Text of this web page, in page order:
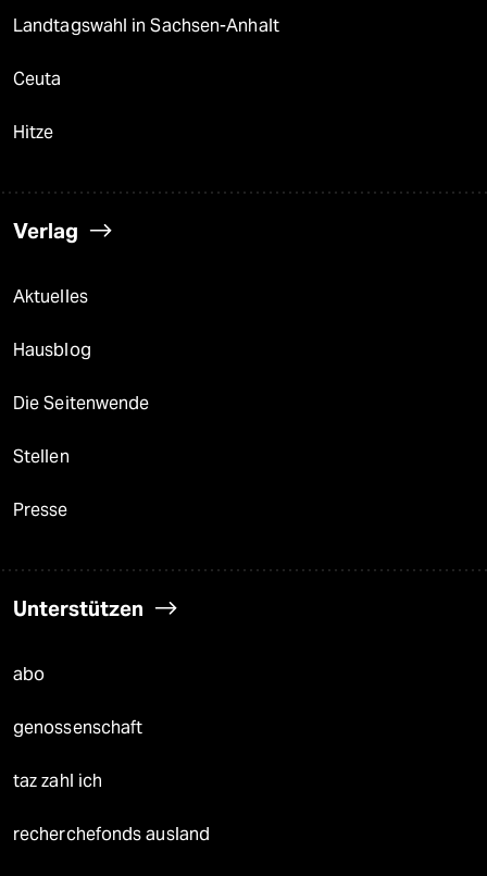
Landtagswahl in Sachsen-Anhalt
Ceuta
Hitze
Verlag
Aktuelles
Hausblog
Die Seitenwende
Stellen
Presse
Unterstützen
abo
genossenschaft
taz zahl ich
recherchefonds ausland